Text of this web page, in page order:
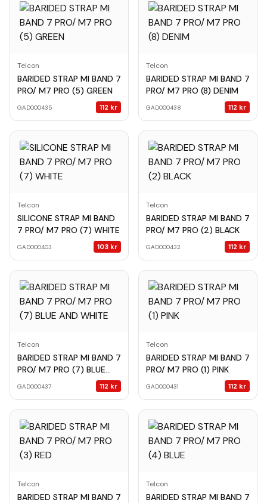
Telcon
BARIDED STRAP MI BAND 7
PRO/ M7 PRO (5) GREEN
GAD000435 112 kr
Telcon
BARIDED STRAP MI BAND 7
PRO/ M7 PRO (8) DENIM
GAD000438 112 kr
Telcon
SILICONE STRAP MI BAND
7 PRO/ M7 PRO (7) WHITE
GAD000403 103 kr
Telcon
BARIDED STRAP MI BAND 7
PRO/ M7 PRO (2) BLACK
GAD000432 112 kr
Telcon
BARIDED STRAP MI BAND 7
PRO/ M7 PRO (7) BLUE
GAD000437 112 kr
Telcon
BARIDED STRAP MI BAND 7
PRO/ M7 PRO (1) PINK
GAD000431 112 kr
Telcon
BARIDED STRAP MI BAND 7
Telcon
BARIDED STRAP MI BAND 7